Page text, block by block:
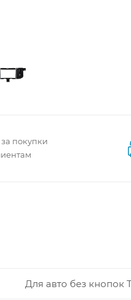
покупки
Для авто без кнопок